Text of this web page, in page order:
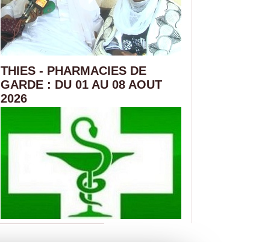
Crue du fleuve Sénégal : le niveau
À Podor, le niveau du fleuve Sénégal est monté à
de plus en 24 heures. Le niveau...
THIES - PHARMACIES DE
GARDE : DU 01 AU 08 AOUT
2026